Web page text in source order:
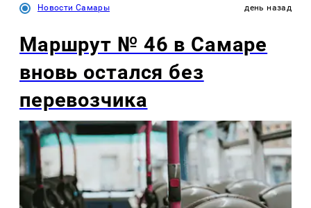
Новости Самары день назад
Маршрут № 46 в Самаре
вновь остался без
перевозчика